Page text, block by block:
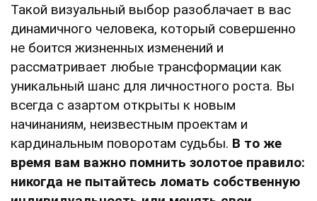
Такой визуальный выбор разоблачает в вас
динамичного человека, который совершенно
не боится жизненных изменений и
рассматривает любые трансформации как
уникальный шанс для личностного роста. Вы
всегда с азартом открыты к новым
начинаниям, неизвестным проектам и
кардинальным поворотам судьбы. В то же
время вам важно помнить золотое правило:
никогда не пытайтесь ломать собственную